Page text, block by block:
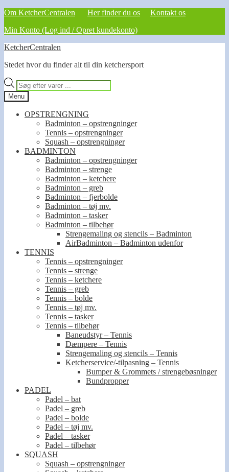
Om KetcherCentralen Her finder du os
Kontakt os
Min Konto (Log ind / Opret kundekonto)
Spring
navigation
Spring
indhold
KetcherCentralen
Stedet hvor du finder alt til din ketchersport
Products
search
Menu
OPSTRENGNING
Badminton – opstrengninger
Tennis – opstrengninger
Squash – opstrengninger
BADMINTON
Badminton – opstrengninger
Badminton – strenge
Badminton – ketchere
Badminton – greb
Badminton – fjerbolde
Badminton – tøj mv.
Badminton – tasker
Badminton – tilbehør
Strengemaling og stencils – Badminton
AirBadminton – Badminton udenfor
TENNIS
Tennis – opstrengninger
Tennis – strenge
Tennis – ketchere
Tennis – greb
Tennis – bolde
Tennis – tøj mv.
Tennis – tasker
Tennis – tilbehør
Baneudstyr – Tennis
Dæmpere – Tennis
Strengemaling og stencils – Tennis
Ketcherservice/-tilpasning – Tennis
Bumper & Grommets / strengebøsninger
Bundpropper
PADEL
Padel – bat
Padel – greb
Padel – bolde
Padel – tøj mv.
Padel – tasker
Padel – tilbehør
SQUASH
Squash – opstrengninger